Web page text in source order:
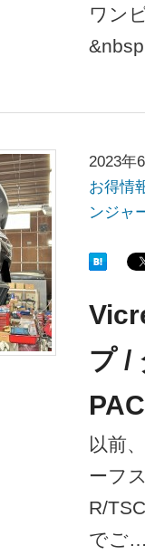
ワン
2023年
お得情
ンジャ
プ /
以前
ーフ
R/
でご